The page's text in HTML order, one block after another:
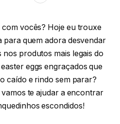
com vocês? Hoje eu trouxe
para quem adora desvendar
produtos mais legais do
eggs engraçados que
caído e rindo sem parar?
te ajudar a encontrar
escondidos!